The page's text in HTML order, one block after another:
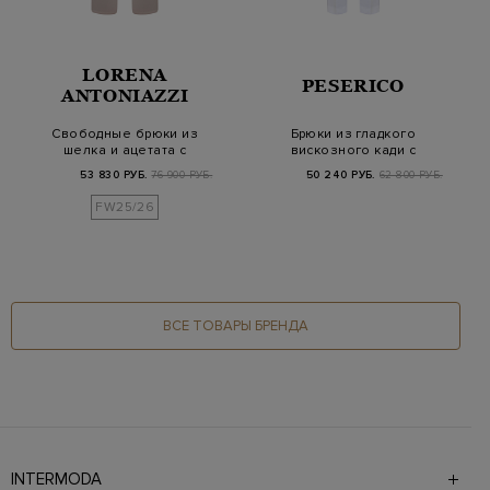
LORENA
ANTONIAZZI
Свободные брюки из
шелка и ацетата с
53 830 РУБ. 76 900 РУБ.
FW25/26
PESERICO
Брюки из гладкого
вискозного кади с
50 240 РУБ. 62 800 РУБ.
ВСЕ ТОВАРЫ БРЕНДА
INTERMODA